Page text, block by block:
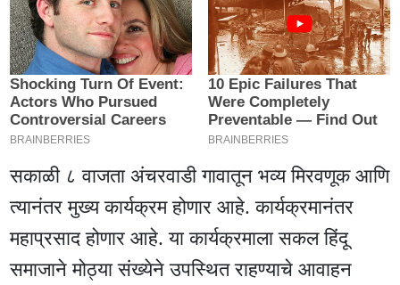
सकाळी ८ वाजता अंचरवाडी गावातून भव्य मिरवणूक आणि
त्यानंतर मुख्य कार्यक्रम होणार आहे. कार्यक्रमानंतर
महाप्रसाद होणार आहे. या कार्यक्रमाला सकल हिंदू
समाजाने मोठ्या संख्येने उपस्थित राहण्याचे आवाहन